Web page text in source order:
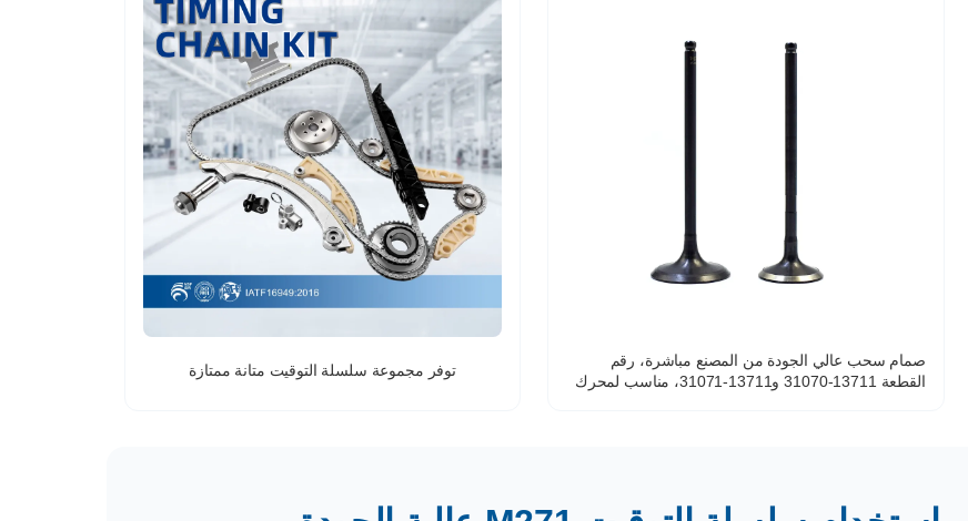
صمام سحب عالي الجودة من المصنع مباشرة، رقم
القطعة 13711-31070 و13711-31071، مناسب لمحرك
توفر مجموعة سلسلة التوقيت متانة ممتازة